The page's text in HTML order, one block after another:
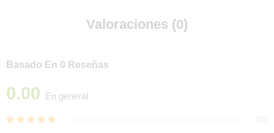
Valoraciones (0)
Basado En 0 Reseñas
0.00 En general